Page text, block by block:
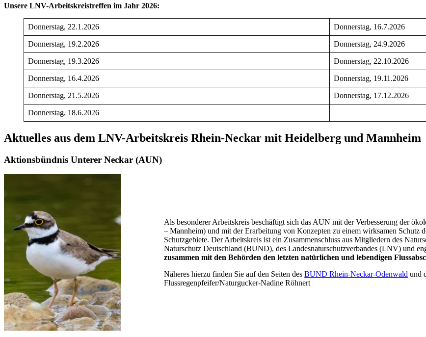
Unsere LNV-Arbeitskreistreffen im Jahr 2026:
Donnerstag, 22.1.2026 Donnerstag, 16.7.2026
Donnerstag, 19.2.2026 Donnerstag, 24.9.2026
Donnerstag, 19.3.2026 Donnerstag, 22.10.2026
Donnerstag, 16.4.2026 Donnerstag, 19.11.2026
Donnerstag, 21.5.2026 Donnerstag, 17.12.2026
Donnerstag, 18.6.2026
Aktuelles aus dem LNV-Arbeitskreis Rhein-Neckar mit Heidelberg und Mannheim
Aktionsbündnis Unterer Neckar (AUN)
Als besonderer Arbeitskreis beschäftigt sich das AUN mit der Verbesserung der
– Mannheim) und mit der Erarbeitung von Konzepten zu einem wirksamen Schutz
Schutzgebiete. Der Arbeitskreis ist ein Zusammenschluss aus Mitgliedern des
Naturschutz Deutschland (BUND), des Landesnaturschutzverbandes (LNV) und
zusammen mit den Behörden den letzten natürlichen und lebendigen
Näheres hierzu finden Sie auf den Seiten desBUND Rhein-Neckar-Odenwald und
Flussregenpfeifer/Naturgucker-Nadine Röhnert